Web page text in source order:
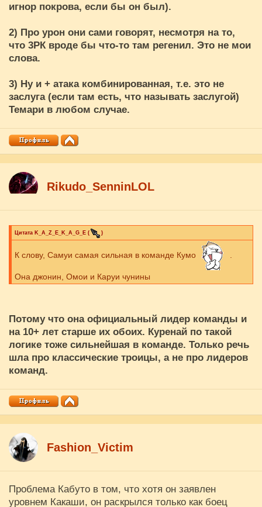
игнор покрова, если бы он был).
2) Про урон они сами говорят, несмотря на то,
что 3РК вроде бы что-то там регенил. Это не мои
слова.
3) Ну и + атака комбинированная, т.е. это не
заслуга (если там есть, что называть заслугой)
Темари в любом случае.
Rikudo_SenninLOL
Цитата K_A_Z_E_K_A_G_E ( )
К слову, Самуи самая сильная в команде Кумо
Она джонин, Омои и Каруи чунины
Потому что она официальный лидер команды и
на 10+ лет старше их обоих. Куренай по такой
логике тоже сильнейшая в команде. Только речь
шла про классические троицы, а не про лидеров
команд.
Fashion_Victim
Проблема Кабуто в том, что хотя он заявлен
уровнем Какаши, он раскрылся только как боец